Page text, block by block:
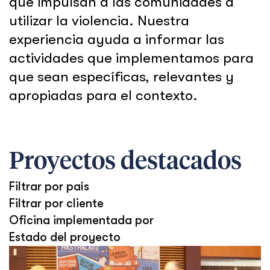
utilizar la violencia. Nuestra
experiencia ayuda a informar las
actividades que implementamos para
que sean específicas, relevantes y
apropiadas para el contexto.
Proyectos destacados
Filtrar por país
Filtrar por cliente
Oficina implementada por
Estado del proyecto